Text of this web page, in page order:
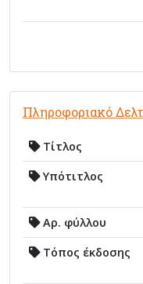
Πληροφοριακό
Τίτλος
Υπότιτλος
Αρ. φύλλου
Τόπος έκδοσης